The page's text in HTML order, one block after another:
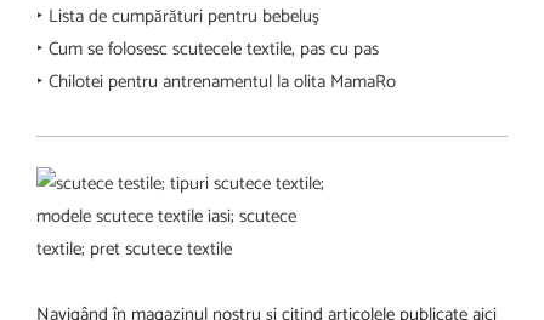
‣ Lista de cumpărături pentru bebeluş
‣ Cum se folosesc scutecele textile, pas cu pas
‣ Chilotei pentru antrenamentul la olita MamaRo